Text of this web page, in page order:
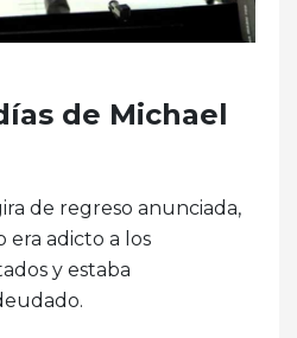
de Michael
de regreso anunciada,
era adicto a los
y estaba